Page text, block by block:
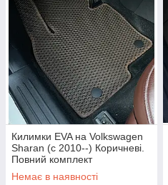
Килимки EVA на Volkswagen
Sharan (c 2010--) Коричневі.
Повний комплект
Немає в наявності